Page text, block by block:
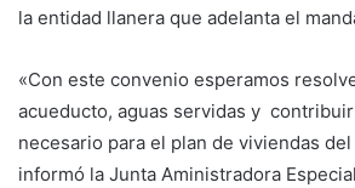
la entidad llanera que adelanta el
«Con este convenio esperamos
acueducto, aguas servidas y
necesario para el plan de viviendas
informó la Junta Aministradora